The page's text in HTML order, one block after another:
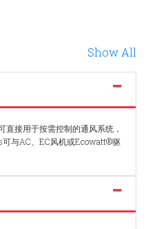
Show All
直接用于按需控制的通风系统，
可与AC、EC风机或Ecowatt®驱